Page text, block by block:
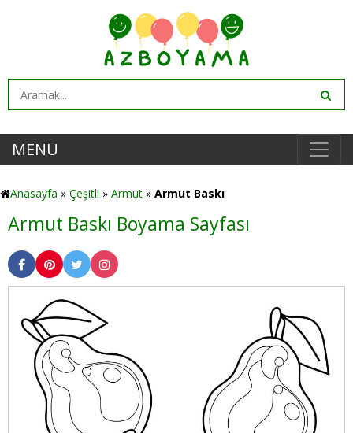
MENU
Anasayfa » Çeşitli » Armut » Armut Baskı
Armut Baskı Boyama Sayfası